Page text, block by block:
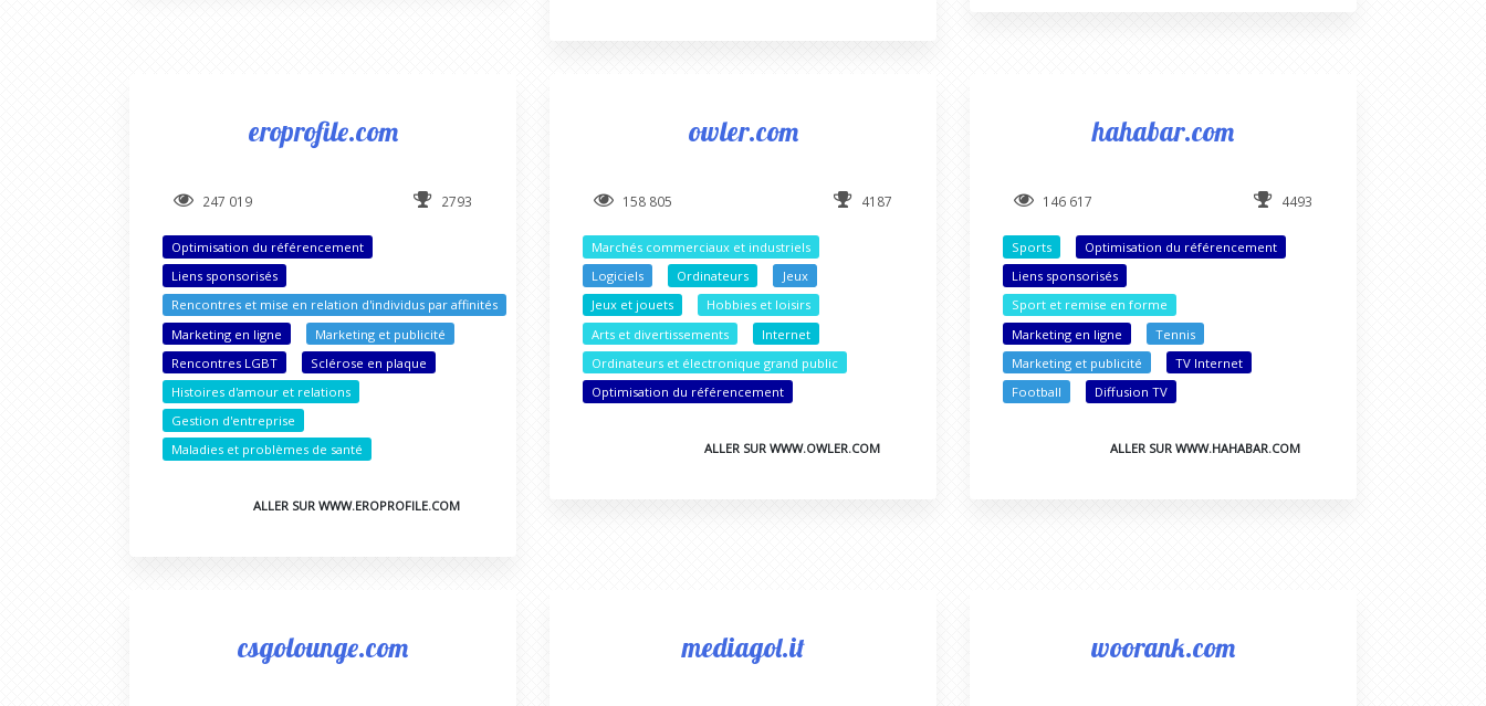
eroprofile.com
247 019 2793
Optimisation du référencement
Liens sponsorisés
Rencontres et mise en relation d'individus par affinités
Marketing en ligne
Marketing et publicité
Rencontres LGBT
Sclérose en plaque
Histoires d'amour et relations
Gestion d'entreprise
Maladies et problèmes de santé
ALLER SUR WWW.EROPROFILE.COM
owler.com
158 805 4187
Marchés commerciaux et industriels
Logiciels
Ordinateurs
Jeux
Jeux et jouets
Hobbies et loisirs
Arts et divertissements
Internet
Ordinateurs et électronique grand public
Optimisation du référencement
ALLER SUR WWW.OWLER.COM
hahabar.com
146 617 4493
Sports
Optimisation du référencement
Liens sponsorisés
Sport et remise en forme
Marketing en ligne
Tennis
Marketing et publicité
TV Internet
Football
Diffusion TV
ALLER SUR WWW.HAHABAR.COM
csgolounge.com mediagol.it woorank.com